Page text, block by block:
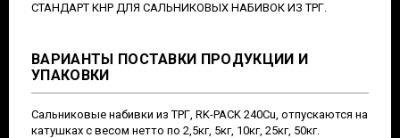
СТАНДАРТ КНР ДЛЯ САЛЬНИКОВЫХ НАБИВОК ИЗ ТРГ.
ВАРИАНТЫ ПОСТАВКИ ПРОДУКЦИИ И
УПАКОВКИ
Сальниковые набивки из ТРГ, RK-PACK 240Cu, отпускаются на
катушках с весом нетто по 2,5кг, 5кг, 10кг, 25кг, 50кг.